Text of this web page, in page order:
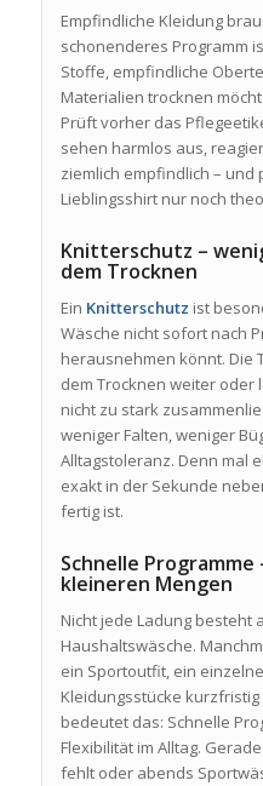
Empfindliche Kleidung
schonenderes Programm
Stoffe, empfindliche
Materialien trocknen
Prüft vorher das
sehen harmlos aus,
ziemlich empfindlich – und
Lieblingsshirt nur noch
Knitterschutz –
dem Trocknen
Ein Knitterschutz ist
Wäsche nicht sofort nach
herausnehmen könnt. Die
dem Trocknen weiter oder
nicht zu stark
weniger Falten, weniger
Alltagstoleranz. Denn mal
exakt in der Sekunde
fertig ist.
Schnelle
kleineren Mengen
Nicht jede Ladung besteht
Haushaltswäsche.
ein Sportoutfit, ein
Kleidungsstücke
bedeutet das: Schnelle
Flexibilität im Alltag.
fehlt oder abends